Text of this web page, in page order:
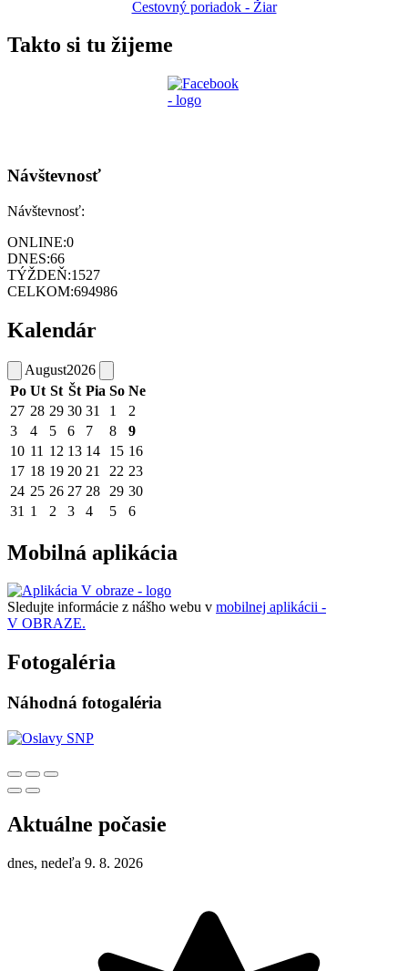
Cestovný poriadok - Žiar
Takto si tu žijeme
Návštevnosť
Návštevnosť:
ONLINE:0
DNES:66
TÝŽDEŇ:1527
CELKOM:694986
Kalendár
August2026
Po Ut St Št Pia So Ne
27 28 29 30 31 1
2
3
4 5 6 7 8
9
10 11 12 13 14 15 16
17 18 19 20 21 22 23
24 25 26 27 28 29 30
31 1 2 3 4 5 6
Mobilná aplikácia
Sledujte informácie z nášho webu v mobilnej aplikácii -
V OBRAZE.
Fotogaléria
Náhodná fotogaléria
Aktuálne počasie
dnes, nedeľa 9. 8. 2026